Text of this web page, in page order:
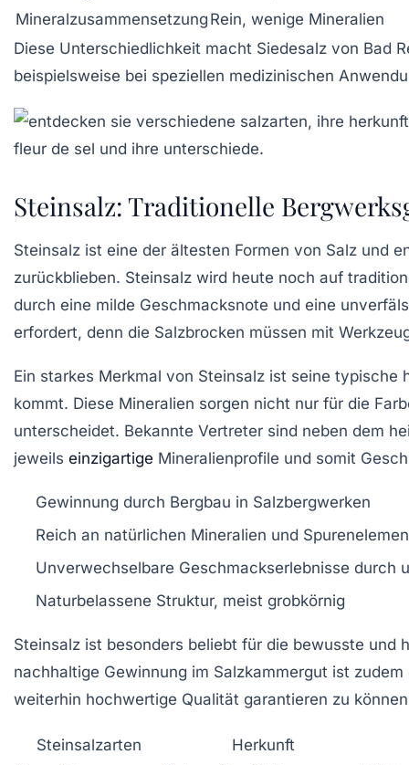
Mineralzusammensetzung Rein, wenige Mineralien
Diese Unterschiedlichkeit macht Siedesalz von Bad
beispielsweise bei speziellen medizinischen
Steinsalz: Traditionelle
Steinsalz ist eine der ältesten Formen von Salz und
zurückblieben. Steinsalz wird heute noch auf
durch eine milde Geschmacksnote und eine
erfordert, denn die Salzbrocken müssen mit
Ein starkes Merkmal von Steinsalz ist seine
kommt. Diese Mineralien sorgen nicht nur für die
unterscheidet. Bekannte Vertreter sind neben dem
jeweils einzigartige Mineralienprofile und somit
Gewinnung durch Bergbau in Salzbergwerken
Reich an natürlichen Mineralien und
Unverwechselbare Geschmackserlebnisse durch
Naturbelassene Struktur, meist grobkörnig
Steinsalz ist besonders beliebt für die bewusste und
nachhaltige Gewinnung im Salzkammergut ist
weiterhin hochwertige Qualität garantieren zu
Steinsalzarten
Herkunft